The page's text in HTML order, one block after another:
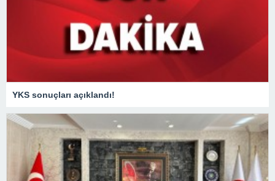
YKS sonuçları açıklandı!